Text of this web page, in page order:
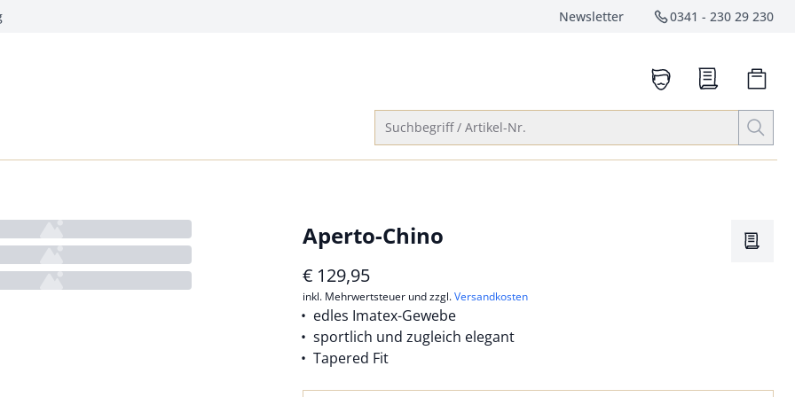
Newsletter Service-
0341 - 230 29 230
anrufen
Suchbegriff / Artikel-Nr.
Aperto-Chino
€ 129,95
inkl. Mehrwertsteuer und zzgl.Versandkosten
edles Imatex-Gewebe
sportlich und zugleich elegant
Tapered Fit